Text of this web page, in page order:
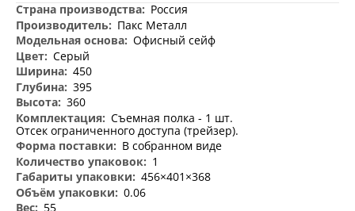
Дополнительная
информация
Россия
Пакс Металл
Офисный сейф
Серый
450
395
360
Съемная полка - 1 шт.
Отсек ограниченного доступа (трейзер).
В собранном виде
1
456×401×368
0.06
55